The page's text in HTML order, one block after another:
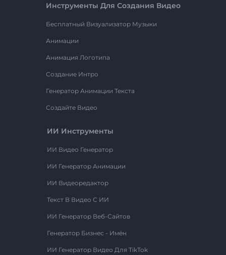
Инструменты Для Создания Видео
Бесплатный Визуализатор Музыки
Анимации
Анимация Логотипа
Создание Интро
Генератор Анимации Текста
Создайте Видео
ИИ Инструменты
ИИ Видео Генератор
ИИ Генератор Анимации
ИИ Видеоредактор
Текст В Видео С ИИ
ИИ Генератор Веб-Сайтов
Генератор Бизнес - Имён
ИИ Генератор Видео Для TikTok